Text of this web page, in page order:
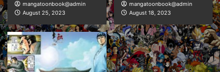
mangatoonbook@admin
August 25, 2023
mangatoonbook@admin
August 18, 2023